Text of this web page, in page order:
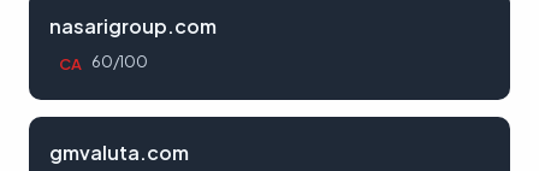
nasarigroup.com
CA 60/100
gmvaluta.com